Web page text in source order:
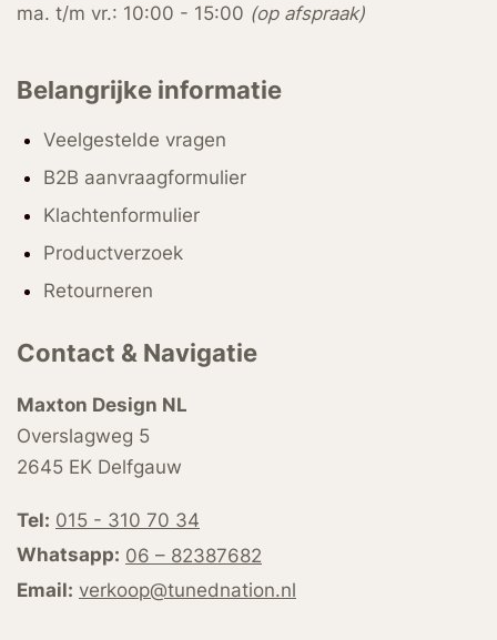
ma. t/m vr.: 10:00 - 15:00 (op afspraak)
Belangrijke informatie
Veelgestelde vragen
B2B aanvraagformulier
Klachtenformulier
Productverzoek
Retourneren
Contact & Navigatie
Maxton Design NL
Overslagweg 5
2645 EK Delfgauw
Tel: 015 - 310 70 34
Whatsapp: 06 – 82387682
Email: verkoop@tunednation.nl